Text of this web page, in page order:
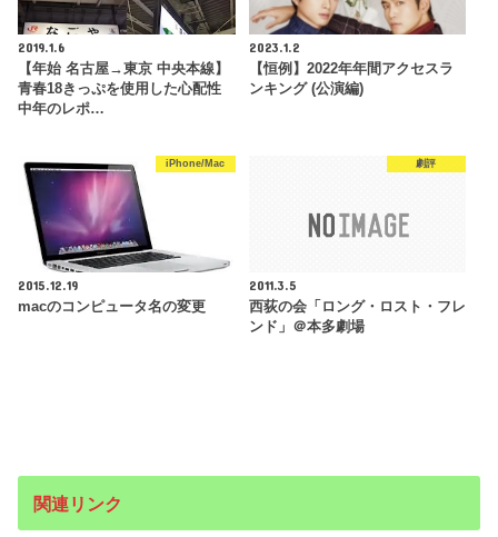
2019.1.6
【年始 名古屋→東京 中央本線】
青春18きっぷを使用した心配性
中年のレポ…
2023.1.2
【恒例】2022年年間アクセスラ
ンキング (公演編)
iPhone/Mac
2015.12.19
macのコンピュータ名の変更
劇評
2011.3.5
西荻の会「ロング・ロスト・フレ
ンド」＠本多劇場
関連リンク